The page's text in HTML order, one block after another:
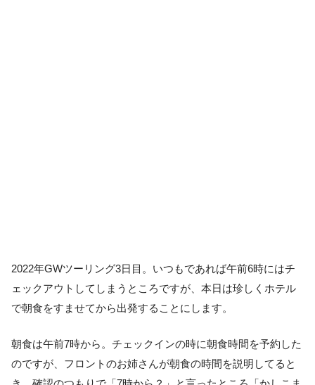
2022年GWツーリング3日目。いつもであれば午前6時にはチ
ェックアウトしてしまうところですが、本日は珍しくホテル
で朝食をすませてから出発することにします。
朝食は午前7時から。チェックインの時に朝食時間を予約した
のですが、フロントのお姉さんが朝食の時間を説明してると